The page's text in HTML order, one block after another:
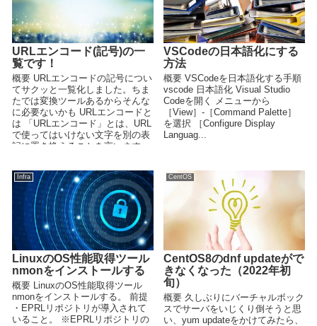
URLエンコード(記号)の一
覧です！
概要 URLエンコードの記号につい
てサクッと一覧化しました。ちま
たでは変換ツールあるからそんな
に必要ないかも URLエンコードと
は 「URLエンコード」とは、URL
で使ってはいけない文字を別の表
記に置き換えることを言います
VSCodeの日本語化にする
方法
概要 VSCodeを日本語化する手順
vscode 日本語化 Visual Studio
Codeを開く メニューから
［View］-［Command Palette］
を選択 ［Configure Display
Languag...
Infra
LinuxのOS性能取得ツール
nmonをインストールする
概要 LinuxのOS性能取得ツール
nmonをインストールする。 前提
・EPRLリポジトリが導入されて
いること。 ※EPRLリポジトリの
CentOS
CentOS8のdnf updateがで
きなくなった（2022年初
旬）
概要 久しぶりにバーチャルボック
スでサーバをいじくり倒そうと思
い、yum updateをかけてみたら、